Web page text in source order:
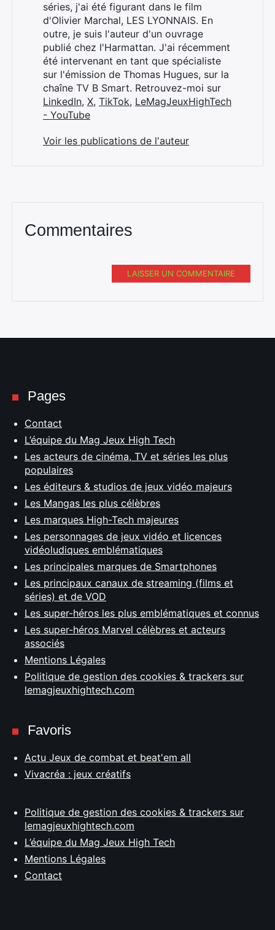
séries, j'ai été figurant dans le film
d'Olivier Marchal, LES LYONNAIS. En
outre, je suis l'auteur d'un ouvrage
publié chez l'Harmattan. J'ai récemment
été intervenant en tant que spécialiste
sur l'émission de Thomas Hugues, sur la
chaîne TV B Smart. Retrouvez-moi sur
LinkedIn, X, TikTok, LeMagJeuxHighTech
- YouTube
Voir les publications de l'auteur
Commentaires
LAISSER UN COMMENTAIRE
Pages
Contact
L’équipe du Mag Jeux High Tech
Les acteurs de cinéma, TV et séries les plus
populaires
Les éditeurs & studios de jeux vidéo majeurs
Les Mangas les plus célèbres
Les marques High-Tech majeures
Les personnages de jeux vidéo et licences
vidéoludiques emblématiques
Les principales marques de Smartphones
Les principaux canaux de streaming (films et
séries) et de VOD
Les super-héros les plus emblématiques et connus
Les super-héros Marvel célèbres et acteurs
associés
Mentions Légales
Politique de gestion des cookies & trackers sur
lemagjeuxhightech.com
Favoris
Actu Jeux de combat et beat'em all
Vivacréa : jeux créatifs
Politique de gestion des cookies & trackers sur
lemagjeuxhightech.com
L’équipe du Mag Jeux High Tech
Mentions Légales
Contact